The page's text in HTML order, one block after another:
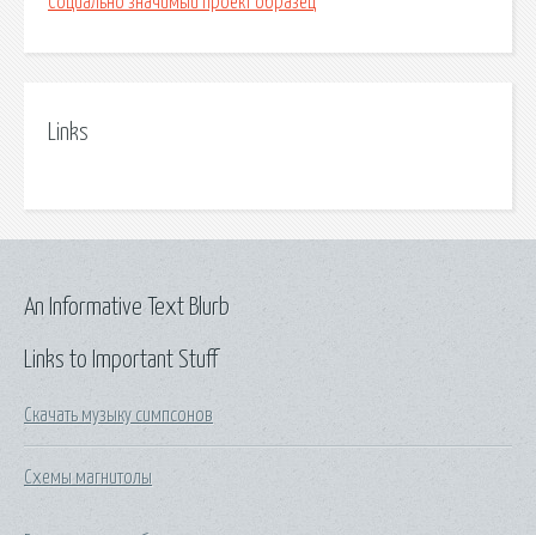
Links
Links to Important Stuff
Скачать музыку симпсонов
Схемы магнитолы
An Informative Text Blurb